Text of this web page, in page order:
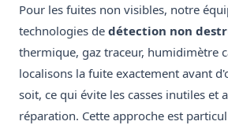
Pour les fuites non visibles, notre
technologies de détection non
thermique, gaz traceur, humidimètre
localisons la fuite exactement avant
soit, ce qui évite les casses inutiles et
réparation. Cette approche est